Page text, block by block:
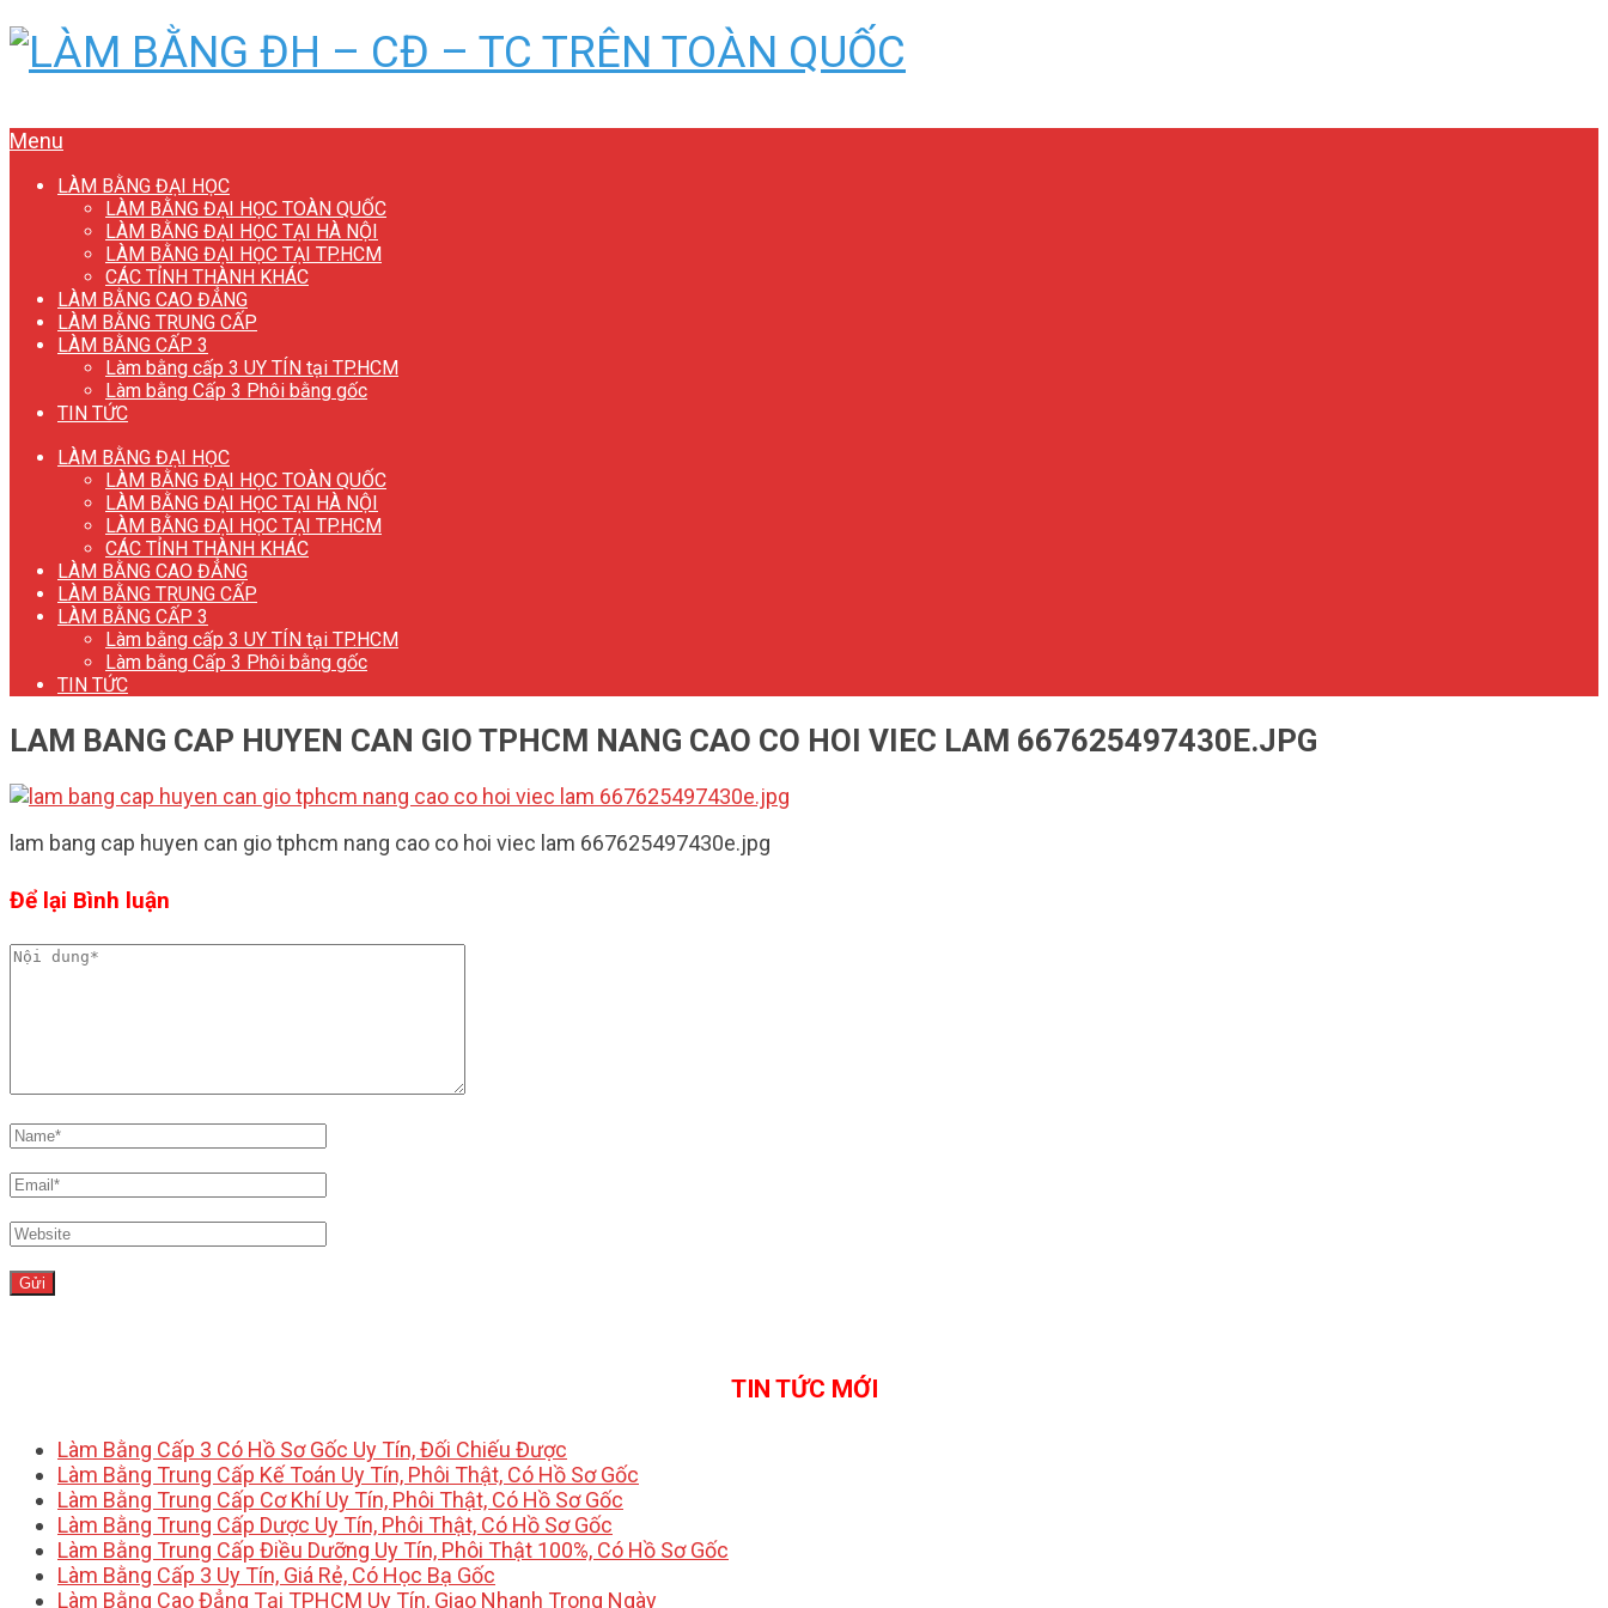
Menu
LÀM BẰNG ĐẠI HỌC
LÀM BẰNG ĐẠI HỌC TOÀN QUỐC
LÀM BẰNG ĐẠI HỌC TẠI HÀ NỘI
LÀM BẰNG ĐẠI HỌC TẠI TP.HCM
CÁC TỈNH THÀNH KHÁC
LÀM BẰNG CAO ĐẲNG
LÀM BẰNG TRUNG CẤP
LÀM BẰNG CẤP 3
Làm bằng cấp 3 UY TÍN tại TP.HCM
Làm bằng Cấp 3 Phôi bằng gốc
TIN TỨC
LÀM BẰNG ĐẠI HỌC
LÀM BẰNG ĐẠI HỌC TOÀN QUỐC
LÀM BẰNG ĐẠI HỌC TẠI HÀ NỘI
LÀM BẰNG ĐẠI HỌC TẠI TP.HCM
CÁC TỈNH THÀNH KHÁC
LÀM BẰNG CAO ĐẲNG
LÀM BẰNG TRUNG CẤP
LÀM BẰNG CẤP 3
Làm bằng cấp 3 UY TÍN tại TP.HCM
Làm bằng Cấp 3 Phôi bằng gốc
TIN TỨC
LAM BANG CAP HUYEN CAN GIO TPHCM NANG CAO CO HOI VIEC LAM 667625497430E.JPG
lam bang cap huyen can gio tphcm nang cao co hoi viec lam 667625497430e.jpg
Để lại Bình luận
TIN TỨC MỚI
Làm Bằng Cấp 3 Có Hồ Sơ Gốc Uy Tín, Đối Chiếu Được
Làm Bằng Trung Cấp Kế Toán Uy Tín, Phôi Thật, Có Hồ Sơ Gốc
Làm Bằng Trung Cấp Cơ Khí Uy Tín, Phôi Thật, Có Hồ Sơ Gốc
Làm Bằng Trung Cấp Dược Uy Tín, Phôi Thật, Có Hồ Sơ Gốc
Làm Bằng Trung Cấp Điều Dưỡng Uy Tín, Phôi Thật 100%, Có Hồ Sơ Gốc
Làm Bằng Cấp 3 Uy Tín, Giá Rẻ, Có Học Bạ Gốc
Làm Bằng Cao Đẳng Tại TPHCM Uy Tín, Giao Nhanh Trong Ngày